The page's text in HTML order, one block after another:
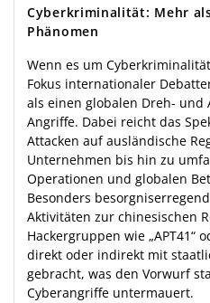
Cyberkriminalität: Mehr
Phänomen
Wenn es um
Fokus internationaler
als einen globalen Dreh-
Angriffe. Dabei reicht das
Attacken auf ausländische
Unternehmen bis hin zu
Operationen und globalen
Besonders
Aktivitäten zur chinesischen
Hackergruppen wie „APT41“
direkt oder indirekt mit
gebracht, was den Vorwurf
Cyberangriffe untermauert.